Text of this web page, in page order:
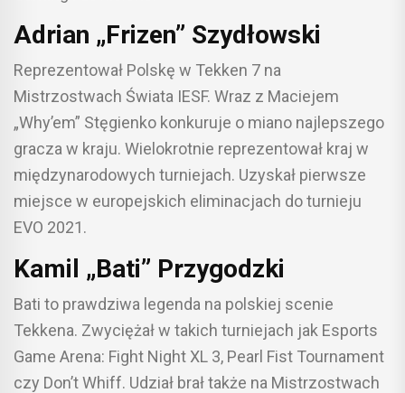
Adrian „Frizen” Szydłowski
Reprezentował Polskę w Tekken 7 na
Mistrzostwach Świata IESF. Wraz z Maciejem
„Why’em” Stęgienko konkuruje o miano najlepszego
gracza w kraju. Wielokrotnie reprezentował kraj w
międzynarodowych turniejach. Uzyskał pierwsze
miejsce w europejskich eliminacjach do turnieju
EVO 2021.
Kamil „Bati” Przygodzki
Bati to prawdziwa legenda na polskiej scenie
Tekkena. Zwyciężał w takich turniejach jak Esports
Game Arena: Fight Night XL 3, Pearl Fist Tournament
czy Don’t Whiff. Udział brał także na Mistrzostwach